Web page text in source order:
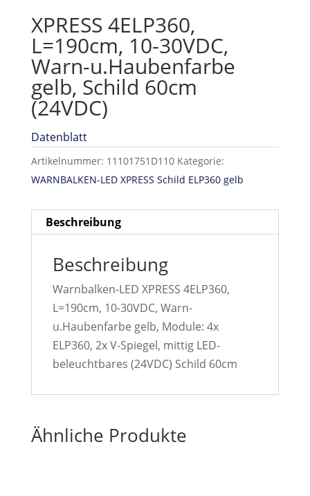
XPRESS 4ELP360,
L=190cm, 10-30VDC,
Warn-u.Haubenfarbe
gelb, Schild 60cm
(24VDC)
Datenblatt
Artikelnummer: 11101751D110 Kategorie:
WARNBALKEN-LED XPRESS Schild ELP360 gelb
Beschreibung
Beschreibung
Warnbalken-LED XPRESS 4ELP360,
L=190cm, 10-30VDC, Warn-
u.Haubenfarbe gelb, Module: 4x
ELP360, 2x V-Spiegel, mittig LED-
beleuchtbares (24VDC) Schild 60cm
Ähnliche Produkte